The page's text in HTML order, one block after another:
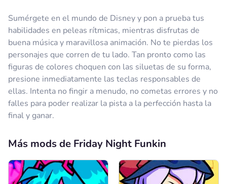
Sumérgete en el mundo de Disney y pon a prueba tus
habilidades en peleas rítmicas, mientras disfrutas de
buena música y maravillosa animación. No te pierdas los
personajes que corren de tu lado. Tan pronto como las
figuras de colores choquen con las siluetas de su forma,
presione inmediatamente las teclas responsables de
ellas. Intenta no fingir a menudo, no cometas errores y no
falles para poder realizar la pista a la perfección hasta la
final y ganar.
Más mods de Friday Night Funkin